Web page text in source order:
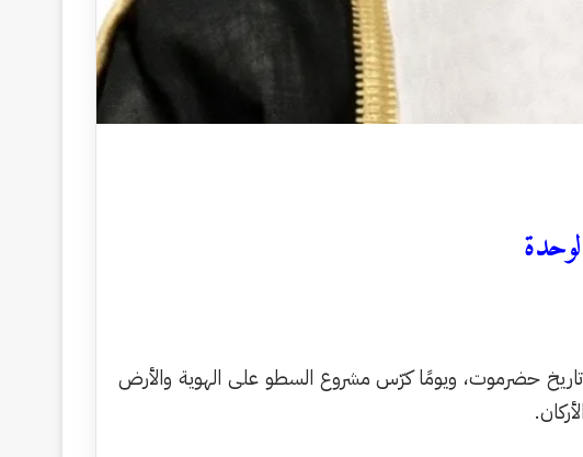
حضرموت، ويومًا كرّس مشروع السطو على الهوية والأرض